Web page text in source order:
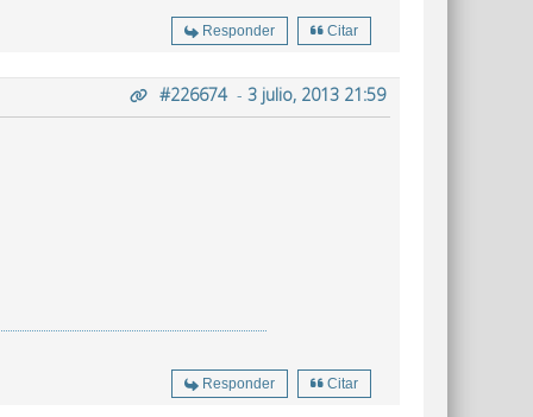
Responder Citar
#226674- 3 julio, 2013 21:59
Responder Citar